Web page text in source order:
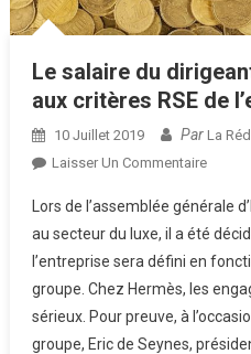
Le salaire du
aux critères RSE de
10 Juillet 2019 Par La
Laisser Un CommentaireSur
Salaire
Du
Aux
Lors de l’assemblée générale
au secteur du luxe, il a été
l’entreprise sera défini en
groupe. Chez Hermès, les
sérieux. Pour preuve, à
groupe, Eric de Seynes,